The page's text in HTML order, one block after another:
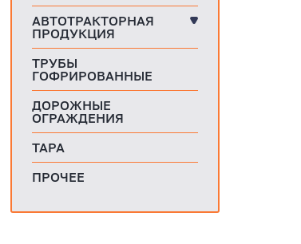
АВТОТРАКТОРНАЯ
ПРОДУКЦИЯ
ТРУБЫ
ГОФРИРОВАННЫЕ
ДОРОЖНЫЕ
ОГРАЖДЕНИЯ
ТАРА
ПРОЧЕЕ